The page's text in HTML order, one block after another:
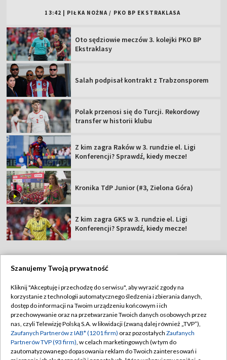
13:42 PIŁKA NOŻNA / PKO BP EKSTRAKLASA
Oto sędziowie meczów 3. kolejki PKO BP
Ekstraklasy
Salah podpisał kontrakt z Trabzonsporem
Polak przenosi się do Turcji. Rekordowy
transfer w historii klubu
Z kim zagra Raków w 3. rundzie el. Ligi
Konferencji? Sprawdź, kiedy mecze!
Kronika TdP Junior (#3, Zielona Góra)
Z kim zagra GKS w 3. rundzie el. Ligi
Konferencji? Sprawdź, kiedy mecze!
Abonament TVP
Sklep TVP
Biuro Reklamy
Oferta Handlowa
Regulamin TVP
Polityka prywatności
Moje zgody
Biuro reklamy
Szanujemy Twoją prywatność
Kliknij "Akceptuję i przechodzę do serwisu", aby wyrazić zgody na
korzystanie z technologii automatycznego śledzenia i zbierania danych,
dostęp do informacji na Twoim urządzeniu końcowym i ich
przechowywanie oraz na przetwarzanie Twoich danych osobowych przez
nas, czyli Telewizję Polską S.A. w likwidacji (zwaną dalej również „TVP”),
Zaufanych Partnerów z IAB* (1201 firm) oraz pozostałych Zaufanych
Partnerów TVP (93 firm), w celach marketingowych (w tym do
zautomatyzowanego dopasowania reklam do Twoich zainteresowań i